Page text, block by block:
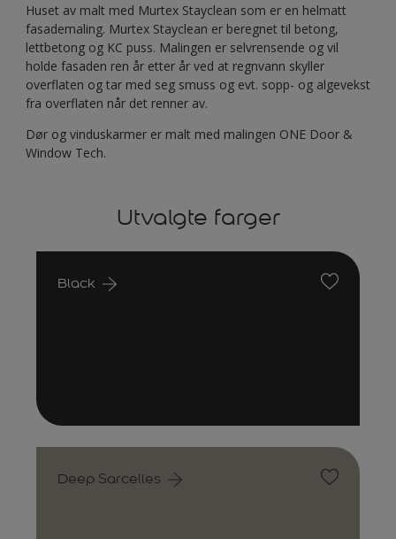
Huset av malt med Murtex Stayclean som er en helmatt
fasademaling. Murtex Stayclean er beregnet til betong,
lettbetong og KC puss. Malingen er selvrensende og vil
holde fasaden ren år etter år ved at regnvann skyller
overflaten og tar med seg smuss og evt. sopp- og algevekst
fra overflaten når det renner av.
Dør og vinduskarmer er malt med malingen ONE Door &
Window Tech.
Utvalgte farger
Black
Deep Sarcelles